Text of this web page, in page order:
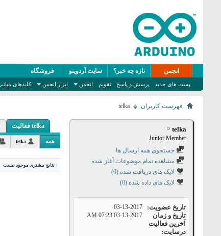
انجمن
پست های جدید پرسش و پاسخ تقویم انجمن ابزار انجمن کلیدهای میانبر
تازه چه خبر؟ سایت آردوینو فروشگاه
فهرست کاربران telka
telka
Junior Member
جستجوی همه ارسال ها
مشاهده تمام موضوعات آغاز شده
لایک های دریافت شده (0)
لایک های داده شده (0)
تاریخ عضویت 03-13-2017
تاریخ و زمان
آخرین فعالیت
درسایت
03-13-2017
07:23 AM
telka فعالیت
همه telka
نتایج بیشتری موجود نیست